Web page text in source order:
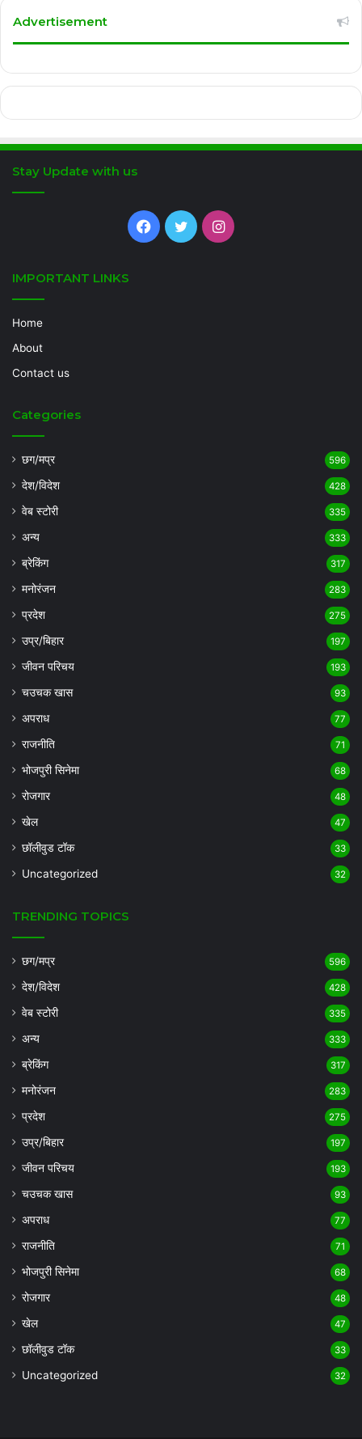
Advertisement
Stay Update with us
Facebook
TwitterInstagram
IMPORTANT LINKS
Home
About
Contact us
Categories
छग/मप्र 596
देश/विदेश 428
वेब स्टोरी 335
अन्य 333
ब्रेकिंग 317
मनोरंजन 283
प्रदेश 275
उप्र/बिहार 197
जीवन परिचय 193
चउचक खास 93
अपराध 77
राजनीति 71
भोजपुरी सिनेमा 68
रोजगार 48
खेल 47
छॉलीवुड टॉक 33
Uncategorized 32
TRENDING TOPICS
छग/मप्र 596
देश/विदेश 428
वेब स्टोरी 335
अन्य 333
ब्रेकिंग 317
मनोरंजन 283
प्रदेश 275
उप्र/बिहार 197
जीवन परिचय 193
चउचक खास 93
अपराध 77
राजनीति 71
भोजपुरी सिनेमा 68
रोजगार 48
खेल 47
छॉलीवुड टॉक 33
Uncategorized 32